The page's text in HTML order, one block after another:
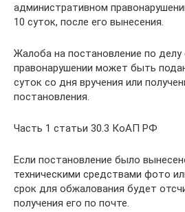
административном
10 суток, после его вынесения.
Жалоба на постановление по
правонарушении может быть
суток со дня вручения или
постановления.
Часть 1 статьи 30.3 КоАП РФ
Если постановление было
техническими средствами фото
срок для обжалования будет
получения его по почте.